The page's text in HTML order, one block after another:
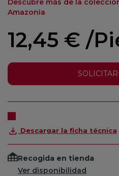
Descubre más de la
Amazonia
12,45 € /
Descargar la ficha técnica
Recogida en tienda
Ver disponibilidad